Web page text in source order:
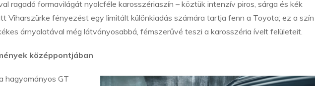
ragadó formavilágát nyolcféle karosszériaszín – köztük intenzív piros, sárga és kék
Viharszürke fényezést egy limitált különkiadás számára tartja fenn a Toyota; ez a szín
árnyalatával még látványosabbá, fémszerűvé teszi a karosszéria ívelt felületeit.
középpontjában
hagyományos GT